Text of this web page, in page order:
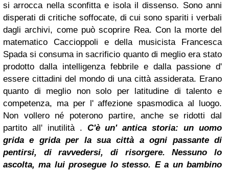
si arrocca nella sconfitta e isola il dissenso. Sono anni
disperati di critiche soffocate, di cui sono spariti i verbali
dagli archivi, come può scoprire Rea. Con la morte del
matematico Caccioppoli e della musicista Francesca
Spada si consuma in sacrificio quanto di meglio era stato
prodotto dallaintelligenza febbrile e dalla passione d'
essere cittadini del mondo di una cittàassiderata. Erano
quanto di meglio non solo per latitudine di talento e
competenza, ma per l' affezione spasmodica al luogo.
Non vollero né poterono partire, anche se ridotti dal
partito all' inutilità . C'è un' antica storia: un uomo
grida e grida per la sua città a ogni passante di
pentirsi, di ravvedersi, di risorgere. Nessuno lo
ascolta, ma lui prosegue lo stesso. E a un bambino